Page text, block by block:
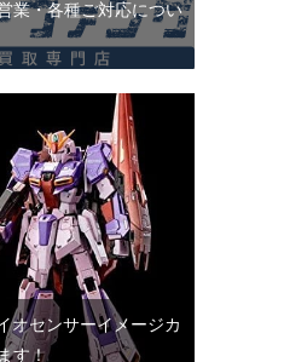
業・各種ご対応につい
センサーイメージカ
す！